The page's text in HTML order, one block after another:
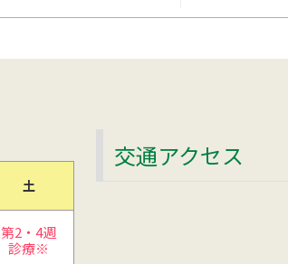
土
第2・4週
診療※
交通アクセス